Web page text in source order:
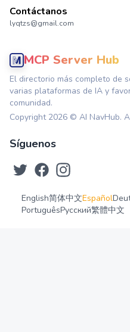
Contáctanos
lyqtzs@gmail.com
MCP Server Hub
El directorio más completo de
varias plataformas de IA y
comunidad.
Copyright 2026 © AI NavHub.
Síguenos
English简体中文Español
PortuguêsРусский繁體中文